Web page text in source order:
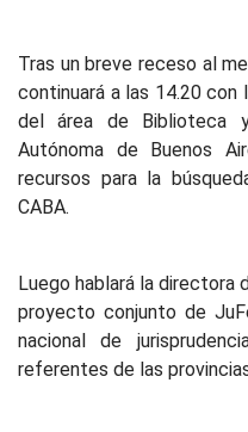
Tras un breve receso al
continuará a las 14.20 con
del área de Biblioteca
Autónoma de Buenos
recursos para la
CABA.
Luego hablará la directora
proyecto conjunto de
nacional de
referentes de las